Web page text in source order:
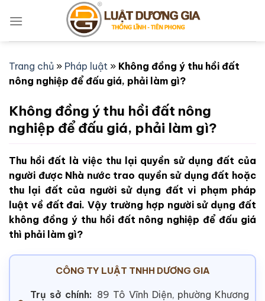
qua
Trang chủ » Pháp luật » Không đồng ý thu hồi đất
nông nghiệp để đấu giá, phải làm gì?
Không đồng ý thu hồi đất nông
nghiệp để đấu giá, phải làm gì?
Thu hồi đất là việc thu lại quyền sử dụng đất của
người được Nhà nước trao quyền sử dụng đất hoặc
thu lại đất của người sử dụng đất vi phạm pháp
luật về đất đai. Vậy trường hợp người sử dụng đất
không đồng ý thu hồi đất nông nghiệp để đấu giá
thì phải làm gì?
CÔNG TY LUẬT TNHH DƯƠNG GIA
Trụ sở chính: 89 Tô Vĩnh Diện, phường Khương